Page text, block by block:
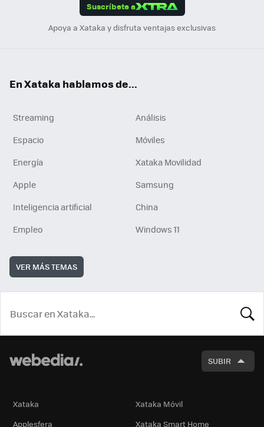
Suscríbete a
Apoya a Xataka y disfruta ventajas exclusivas
En Xataka hablamos de...
Streaming
Análisis
Espacio
Móviles
Energía
Xataka Movilidad
Apple
Samsung
Inteligencia artificial
China
Empleo
Windows 11
VER MÁS TEMAS
SUBIR
Xataka
Xataka Móvil
Applesfera
Xataka Smart Home